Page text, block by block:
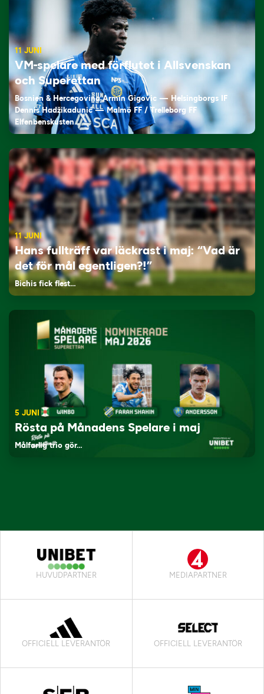
11 JUNI
VM-spelare med förflutet i Allsvenskan
och Superettan
Bosnien & Hercegovina Armin Gigovic — Helsingborgs IF
Dennis Hadžikadunić — Malmö FF / Trelleborg FF
Elfenbenskusten…
11 JUNI
Hans fullträff var läckrast i maj: “Vad är
det för mål egentligen?!”
Bichis fick flest…
5 JUNI
Rösta på Månadens Spelare i maj
Målfarlig trio gör…
HUVUDPARTNER MEDIAPARTNER
OFFICIELL LEVERANTÖR OFFICIELL LEVERANTÖR